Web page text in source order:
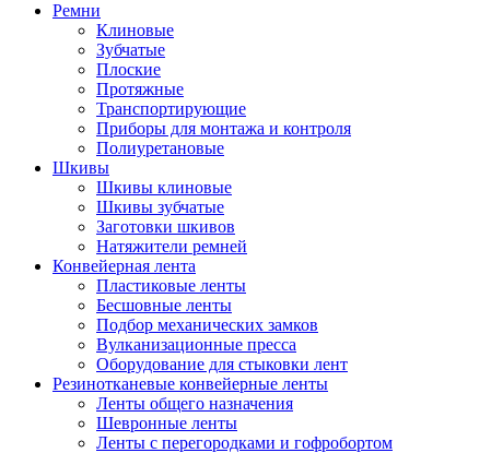
Ремни
Клиновые
Зубчатые
Плоские
Протяжные
Транспортирующие
Приборы для монтажа и контроля
Полиуретановые
Шкивы
Шкивы клиновые
Шкивы зубчатые
Заготовки шкивов
Натяжители ремней
Конвейерная лента
Пластиковые ленты
Бесшовные ленты
Подбор механических замков
Вулканизационные пресса
Оборудование для стыковки лент
Резинотканевые конвейерные ленты
Ленты общего назначения
Шевронные ленты
Ленты с перегородками и гофробортом